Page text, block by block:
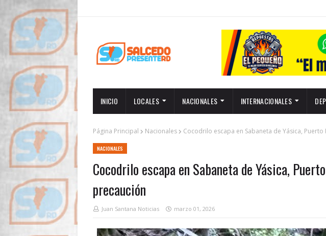
INICIO LOCALES NACIONALES INTERNACIONALES
Página Principal Nacionales Cocodrilo escapa en Sabaneta de Yásica,
NACIONALES
Cocodrilo escapa en Sabaneta de Yásica,
precaución
Juan Santana Noticias marzo 01, 2026